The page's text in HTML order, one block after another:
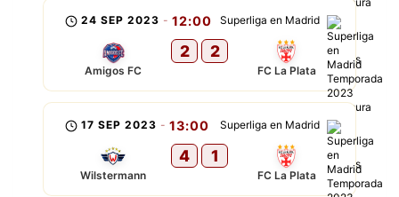
Superliga en Madrid
24 SEP 2023 - 12:00
Amigos FC
2 2
FC La Plata
Superliga en Madrid
17 SEP 2023 - 13:00
Wilstermann
4 1
FC La Plata